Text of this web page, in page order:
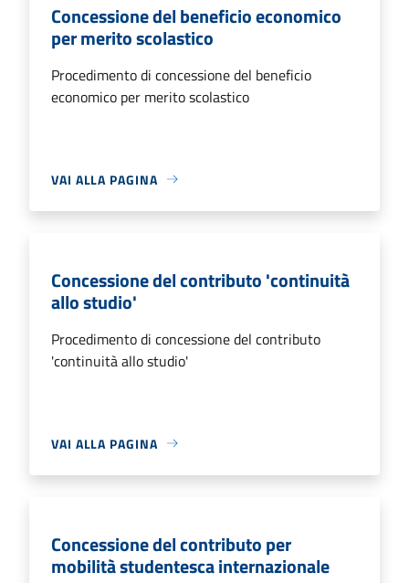
Concessione del beneficio economico
per merito scolastico
Procedimento di concessione del beneficio
economico per merito scolastico
VAI ALLA PAGINA
Concessione del contributo 'continuità
allo studio'
Procedimento di concessione del contributo
'continuità allo studio'
VAI ALLA PAGINA
Concessione del contributo per
mobilità studentesca internazionale